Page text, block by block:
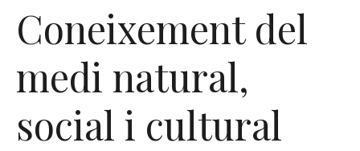
Coneixement del
medi natural,
social i cultural